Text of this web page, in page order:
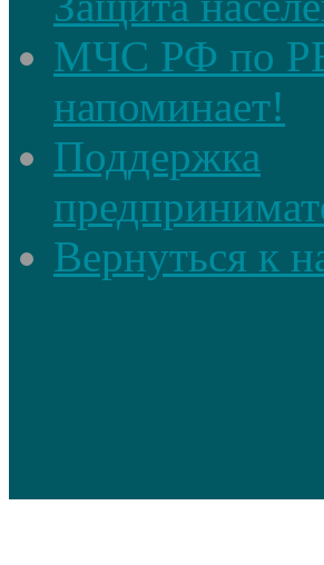
МЧС РФ по
напоминает!
Поддержка
Вернуться к